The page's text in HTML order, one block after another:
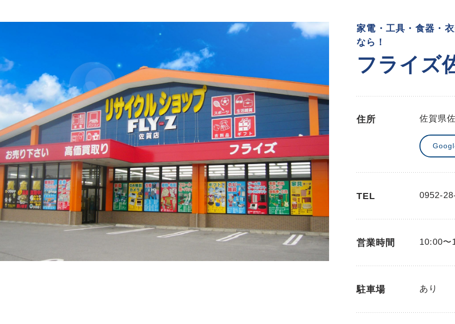
家電・工具・食器・
なら！
フライズ
住所 佐賀県
TEL 0952-
営業時間 10:00〜
駐車場 あり